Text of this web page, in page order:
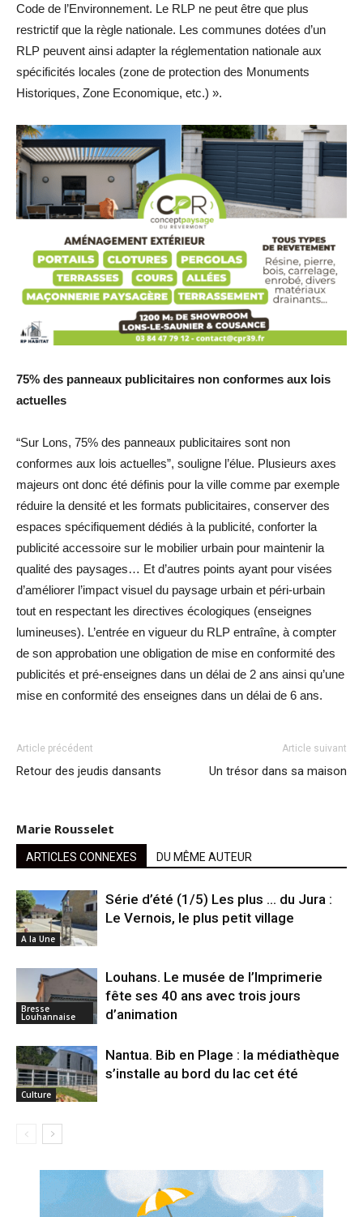
Code de l’Environnement. Le RLP ne peut être que plus
restrictif que la règle nationale. Les communes dotées d’un
RLP peuvent ainsi adapter la réglementation nationale aux
spécificités locales (zone de protection des Monuments
Historiques, Zone Economique, etc.) ».
75% des panneaux publicitaires non conformes aux lois
actuelles
“Sur Lons, 75% des panneaux publicitaires sont non
conformes aux lois actuelles”, souligne l’élue. Plusieurs axes
majeurs ont donc été définis pour la ville comme par exemple
réduire la densité et les formats publicitaires, conserver des
espaces spécifiquement dédiés à la publicité, conforter la
publicité accessoire sur le mobilier urbain pour maintenir la
qualité des paysages… Et d’autres points ayant pour visées
d’améliorer l’impact visuel du paysage urbain et péri-urbain
tout en respectant les directives écologiques (enseignes
lumineuses). L’entrée en vigueur du RLP entraîne, à compter
de son approbation une obligation de mise en conformité des
publicités et pré-enseignes dans un délai de 2 ans ainsi qu’une
mise en conformité des enseignes dans un délai de 6 ans.
Article précédent
Retour des jeudis dansants
Article suivant
Un trésor dans sa maison
Marie Rousselet
ARTICLES CONNEXES DU MÊME AUTEUR
A la Une
Série d’été (1/5) Les plus … du Jura :
Le Vernois, le plus petit village
Bresse
Louhannaise
Louhans. Le musée de l’Imprimerie
fête ses 40 ans avec trois jours
d’animation
Culture
Nantua. Bib en Plage : la médiathèque
s’installe au bord du lac cet été